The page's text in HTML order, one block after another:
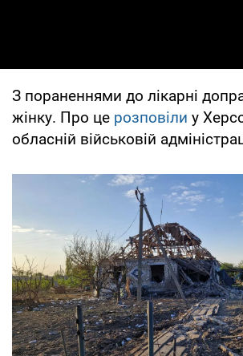
З пораненнями до лікарні
жінку. Про це розповіли у
обласній військовій